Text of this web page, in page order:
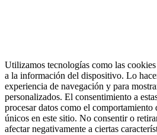
Utilizamos tecnologías como las
a la información del dispositivo. Lo
experiencia de navegación y para
personalizados. El consentimiento a
procesar datos como el
únicos en este sitio. No consentir o
afectar negativamente a ciertas